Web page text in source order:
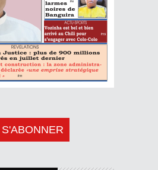
S'ABONNER